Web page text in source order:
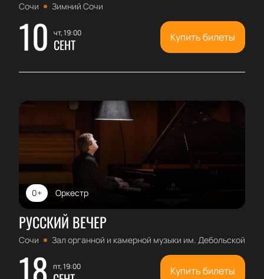
Сочи Зимний Сочи
10 чт, 19:00
СЕНТ Купить билеты
Оркестр
0+
РУССКИЙ ВЕЧЕР
Сочи Зал органной и камерной музыки им. Дебольской
пт, 19:00 Купить билеты